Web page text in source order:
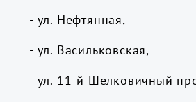
- ул. Нефтянная,
- ул. Васильковская,
- ул. 11-й Шелковичный